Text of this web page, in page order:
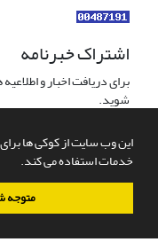
این وب سایت از کوکی ها برای
خدمات استفاده می کند.
متوجه
اشتراک خبرنامه
برای دریافت اخبار و
شوید.
سامانه مدیریت نشریات